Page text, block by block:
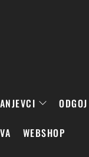
ODGOJ
WEBSHOP